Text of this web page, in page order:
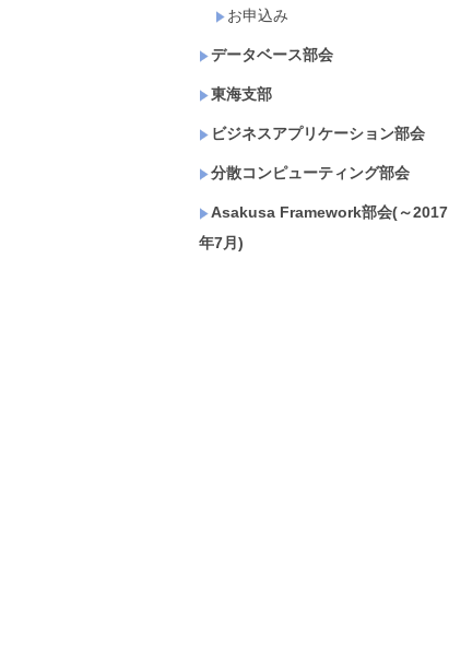
お申込み
データベース部会
東海支部
ビジネスアプリケーション部会
分散コンピューティング部会
Asakusa Framework部会(～2017
年7月)